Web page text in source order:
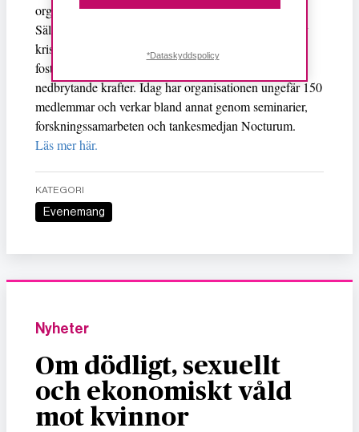
organisation som grundades den 11 april år 1837.
Sällskapet har till ändamål att i Sverige på grundval av
kristen livsåskådning arbeta för nykterhet och etisk
fostran och därmed motverka på individ och samhälle
nedbrytande krafter. Idag har organisationen ungefär 150
medlemmar och verkar bland annat genom seminarier,
forskningssamarbeten och tankesmedjan Nocturum.
Läs mer här.
KATEGORI
Evenemang
Nyheter
Om dödligt, sexuellt
och ekonomiskt våld
mot kvinnor
*Dataskyddspolicy